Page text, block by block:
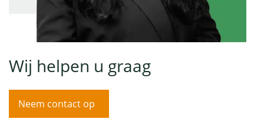
Wij helpen u graag
Neem contact op